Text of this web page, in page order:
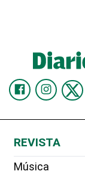
REVISTA
Música